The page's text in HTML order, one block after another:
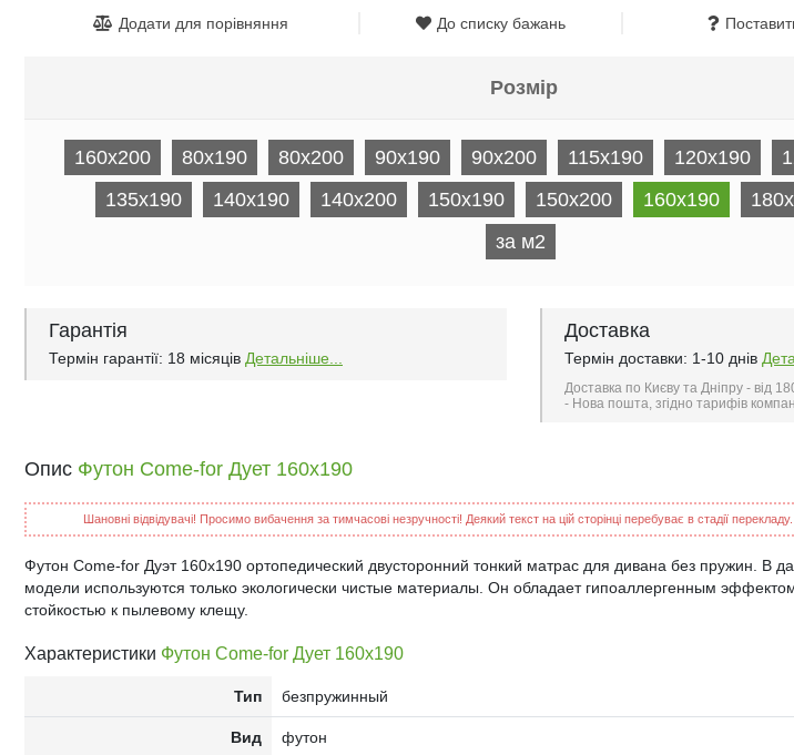
Додати для порівняння До списку бажань
Розмір
160x200 80x190 80x200 90x190 90x200 115x190 120x190
135x190
140x190 140x200 150x190 150x200 160x190
за м2
Гарантія
Термін гарантії: 18 місяців Детальніше...
Доставка
Термін доставки: 1-10 днів
Доставка по Києву та Дніпру - від
- Нова пошта, згідно тарифів
Опис Футон Come-for Дует 160x190
Шановні відвідувачі! Просимо вибачення за тимчасові незручності! Деякий текст на цій сторінці перебуває в стадії перекладу.
Футон Come-for Дуэт 160x190 ортопедический двусторонний тонкий матрас для дивана без пружин. В
модели используются только экологически чистые материалы. Он обладает гипоаллергенным
стойкостью к пылевому клещу.
Характеристики Футон Come-for Дует 160x190
Тип безпружинный
Вид футон